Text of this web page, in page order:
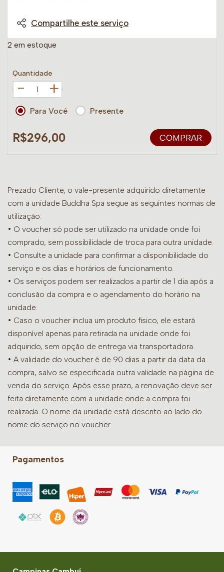
Compartilhe este serviço
2 em estoque
Quantidade
+
Para Você Presente
R$296,00 COMPRAR
Prezado Cliente, o vale-presente adquirido diretamente
com a unidade Buddha Spa segue as seguintes normas de
utilização:
• O voucher só pode ser utilizado na unidade onde foi
comprado, sem possibilidade de troca para outra unidade.
• Consulte a unidade para confirmar a disponibilidade do
serviço e os dias e horários de funcionamento.
• Os serviços podem ser realizados a partir de 1 dia após a
conclusão da compra e o agendamento do horário na
unidade.
• Caso o voucher inclua um produto físico, ele estará
disponível apenas para retirada na unidade onde foi
adquirido, sem opção de entrega via transportadora.
• A validade do voucher é de 90 dias a partir da data da
compra, salvo se especificada outra validade na página de
venda do serviço. Após esse prazo, a renovação deve ser
feita diretamente com a unidade onde a compra foi
realizada. O nome da unidade está descrito ao lado do
nome do serviço no voucher.
Pagamentos